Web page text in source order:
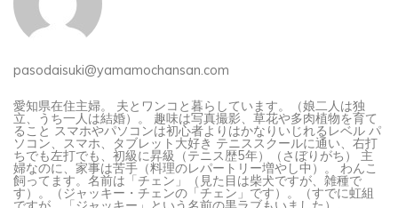
pasodaisuki@yamamochansan.com
愛知県在住主婦。 夫とワンコと暮らしています。（娘二人は独
立、うち一人は結婚）。 趣味は写真撮影、草花や多肉植物を育て
ること スマホやパソコンは初心者よりはかなりいじれるレベル パ
ソコン、スマホ、タブレット大好き テニススクールに通い、右打
ちでも左打でも、初級に昇級（テニス歴5年）（さぼりがち） 主
婦なのに、家事は苦手（料理のレパートリー増やし中）。 わんこ
飼ってます。名前は「チェン」（見た目は柴犬ですが、雑種で
す）。（ジャッキー・チェンの「チェン」です）。（すでに虹組
ですが、「ジャッキー」という名前の黒ラブもいました）。